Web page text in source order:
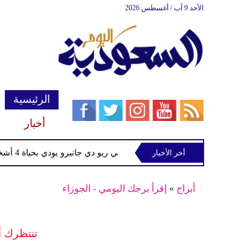
الأحد 9 آب / أغسطس 2026
الرئيسية
أخبار
تحطم مروحية في ريو دي جانيرو يودي بحياة 4 أشخاص بينهم 3 سائحات كولومبيات
أخر الأخبار
أبراج » إقرأ برجك اليومي - الجوزاء
تنتظرك